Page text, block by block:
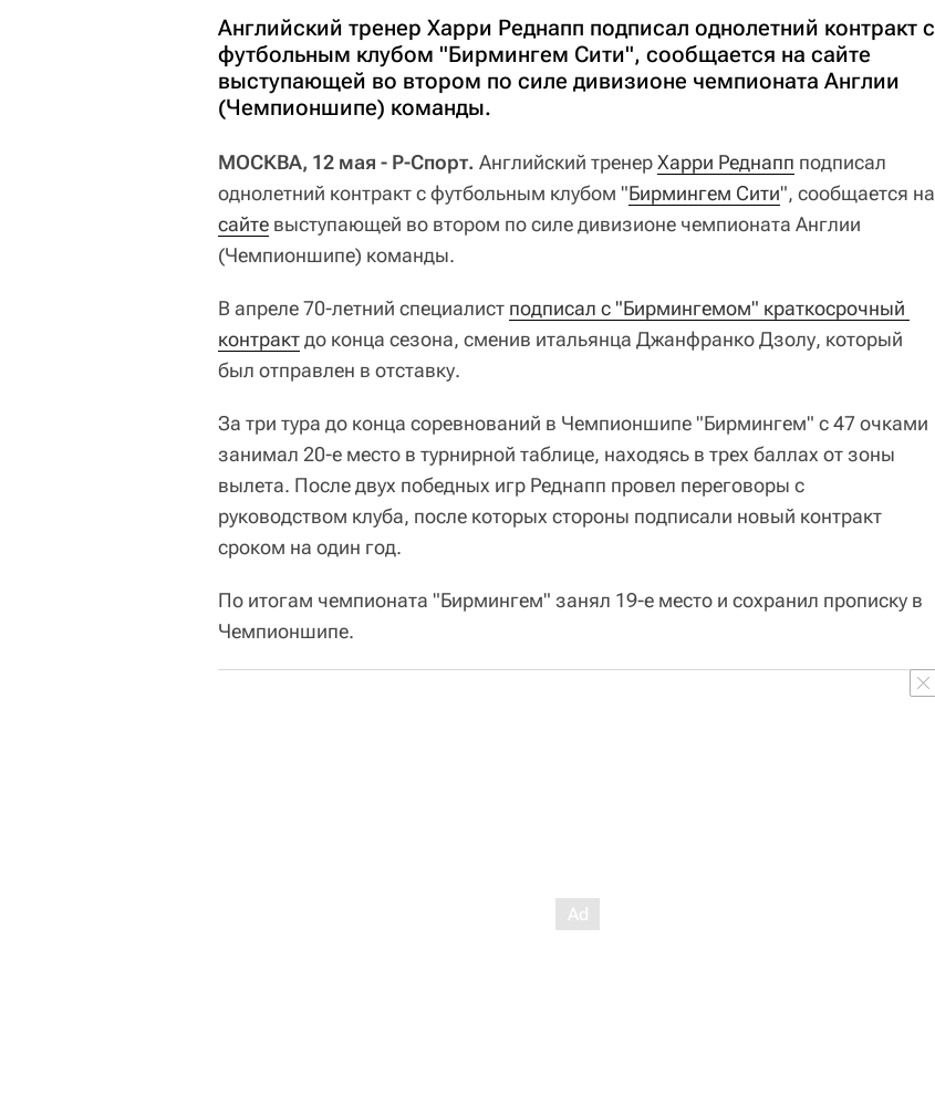
Английский тренер Харри Реднапп подписал однолетний контракт с
футбольным клубом "Бирмингем Сити", сообщается на сайте
выступающей во втором по силе дивизионе чемпионата Англии
(Чемпионшипе) команды.
МОСКВА, 12 мая - Р-Спорт. Английский тренерХарри Реднапп подписал
однолетний контракт с футбольным клубом "Бирмингем Сити", сообщается на
сайте выступающей во втором по силе дивизионе чемпионата Англии
(Чемпионшипе) команды.
В апреле 70-летний специалист подписал с "Бирмингемом" краткосрочный
контрактдо конца сезона, сменив итальянца Джанфранко Дзолу, который
был отправлен в отставку.
За три тура до конца соревнований в Чемпионшипе "Бирмингем" с 47 очками
занимал 20-е место в турнирной таблице, находясь в трех баллах от зоны
вылета. После двух победных игр Реднапп провел переговоры с
руководством клуба, после которых стороны подписали новый контракт
сроком на один год.
По итогам чемпионата "Бирмингем" занял 19-е место и сохранил прописку в
Чемпионшипе.